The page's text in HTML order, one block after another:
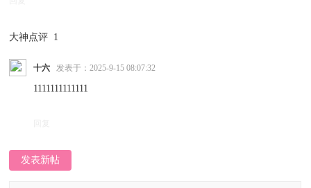
大神点评 1
十六 发表于：2025-9-15 08:07:32
1111111111111
发表新帖